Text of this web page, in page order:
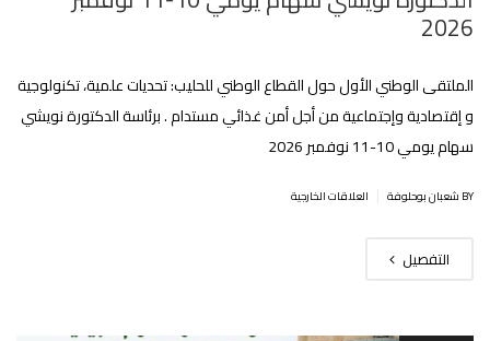
2026
الملتقى الوطني الأول حول القطاع الوطني للحليب: تحديات علمية، تكنولوجية
و إقتصادية وإجتماعية من أجل أمن غذائي مستدام . برئاسة الدكتورة نويشي
سهام يومي 10-11 نوفمبر 2026
BY شعبان بوحلوفة العلاقات الخارجية
التفصيل